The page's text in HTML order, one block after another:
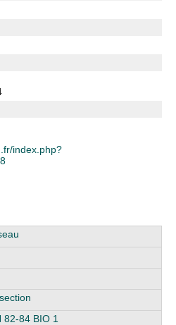
index.php?
82-84 BIO 1